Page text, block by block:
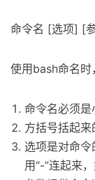
命令名 [选项] [
使用bash命名时
命令名必须是
方括号括起来
选项是对命令
用“-”连起来